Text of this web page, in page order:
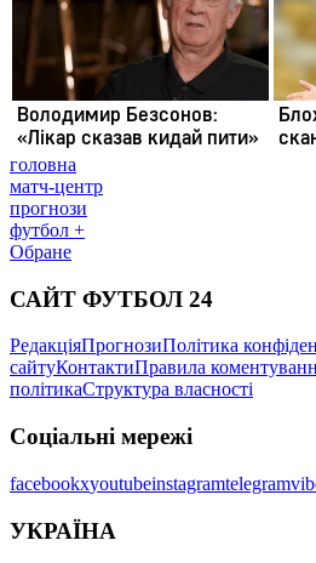
головна
матч-центр
прогнози
футбол +
Обране
САЙТ ФУТБОЛ 24
РедакціяПрогнозиПолітика
сайтуКонтактиПравила
політикаСтруктура власності
Соціальні мережі
facebookxyoutubeinstagramtelegram
УКРАЇНА